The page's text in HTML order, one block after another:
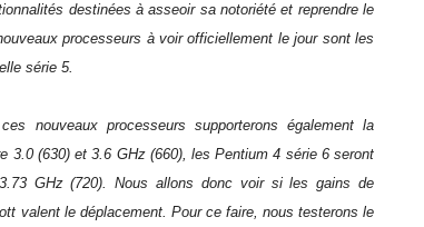
destinées à asseoir sa notoriété et reprendre le
processeurs à voir officiellement le jour sont les
série 5.
nouveaux processeurs supporterons également la
3.0 (630) et 3.6 GHz (660), les Pentium 4 série 6 seront
GHz (720). Nous allons donc voir si les gains de
valent le déplacement. Pour ce faire, nous testerons le